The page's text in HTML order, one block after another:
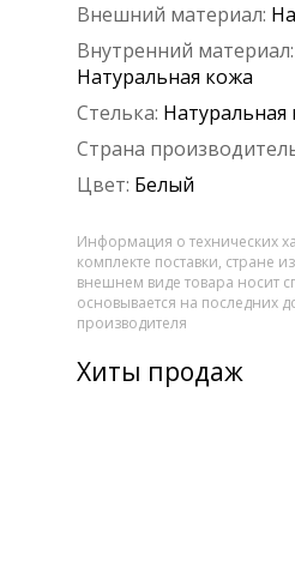
Внешний материал:
Внутренний материал:
Натуральная кожа
Стелька: Натуральная
Страна
Цвет: Белый
Информация о технических
комплекте поставки, стране
внешнем виде товара носит
основывается на последних
производителя
Хиты продаж